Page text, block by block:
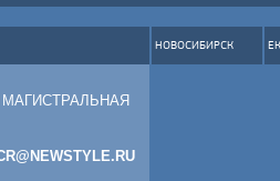
МАГИСТРАЛЬНАЯ
НОВОСИБИРСК